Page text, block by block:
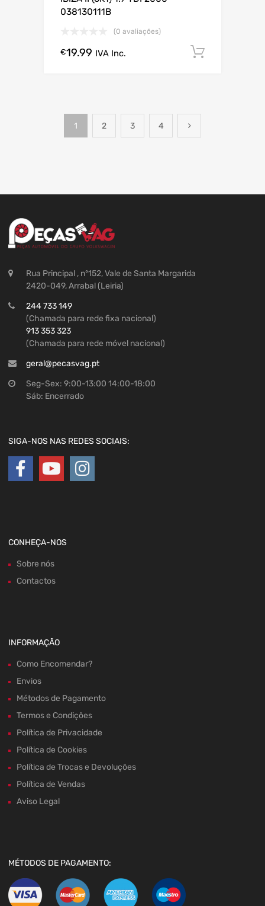
038130111B
(0 avaliações)
€19.99 IVA Inc.
1 2 3 4
Rua Principal , nº152, Vale de Santa Margarida
2420-049, Arrabal (Leiria)
244 733 149
(Chamada para rede fixa nacional)
913 353 323
(Chamada para rede móvel nacional)
geral@pecasvag.pt
Seg-Sex: 9:00-13:00 14:00-18:00
Sáb: Encerrado
SIGA-NOS NAS REDES SOCIAIS:
CONHEÇA-NOS
Sobre nós
Contactos
INFORMAÇÃO
Como Encomendar?
Envios
Métodos de Pagamento
Termos e Condições
Política de Privacidade
Política de Cookies
Política de Trocas e Devoluções
Política de Vendas
Aviso Legal
MÉTODOS DE PAGAMENTO: